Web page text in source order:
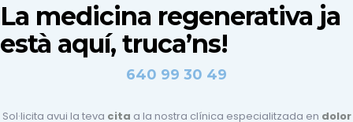
La medicina regenerativa ja
està aquí, truca’ns!
640 99 30 49
Sol·licita avui la teva cita a la nostra clínica especialitzada en dolor